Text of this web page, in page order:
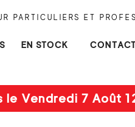
PARTICULIERS ET
EN STOCK CONTACT
Vendredi 7 Août